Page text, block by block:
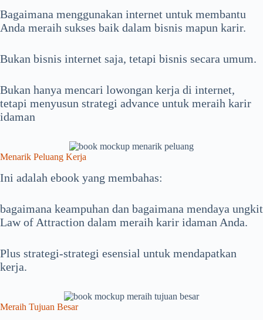
Bagaimana menggunakan internet untuk membantu
Anda meraih sukses baik dalam bisnis mapun karir.
Bukan bisnis internet saja, tetapi bisnis secara umum.
Bukan hanya mencari lowongan kerja di internet,
tetapi menyusun strategi advance untuk meraih karir
idaman
Menarik Peluang Kerja
Ini adalah ebook yang membahas:
bagaimana keampuhan dan bagaimana mendaya ungkit
Law of Attraction dalam meraih karir idaman Anda.
Plus strategi-strategi esensial untuk mendapatkan
kerja.
Meraih Tujuan Besar